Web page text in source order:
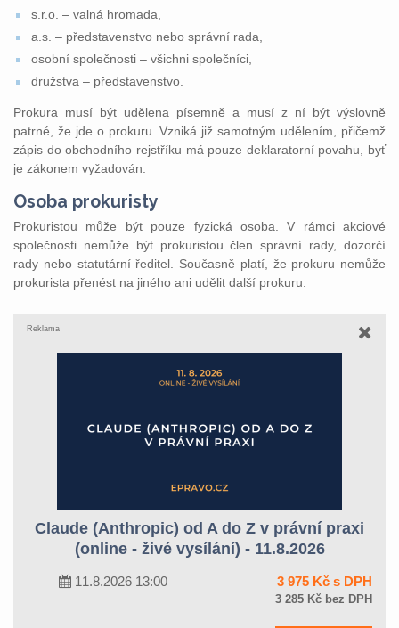
s.r.o. – valná hromada,
a.s. – představenstvo nebo správní rada,
osobní společnosti – všichni společníci,
družstva – představenstvo.
Prokura musí být udělena písemně a musí z ní být výslovně
patrné, že jde o prokuru. Vzniká již samotným udělením, přičemž
zápis do obchodního rejstříku má pouze deklaratorní povahu, byť
je zákonem vyžadován.
Osoba prokuristy
Prokuristou může být pouze fyzická osoba. V rámci akciové
společnosti nemůže být prokuristou člen správní rady, dozorčí
rady nebo statutární ředitel. Současně platí, že prokuru nemůže
prokurista přenést na jiného ani udělit další prokuru.
Reklama
Claude (Anthropic) od A do Z v právní praxi
(online - živé vysílání) - 11.8.2026
11.8.2026 13:00 3 975 Kč s DPH
3 285 Kč bez DPH